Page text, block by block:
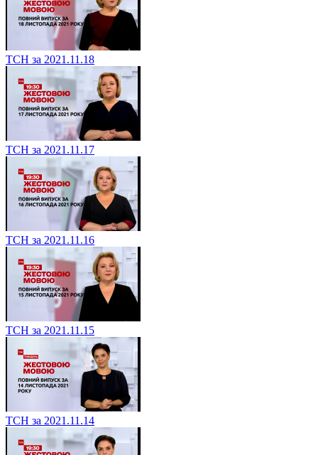
ТСН за 2021.11.18
ТСН за 2021.11.17
ТСН за 2021.11.16
ТСН за 2021.11.15
ТСН за 2021.11.14